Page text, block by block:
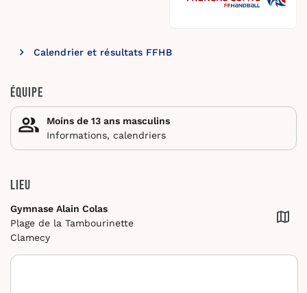
Calendrier et résultats FFHB
Équipe
Moins de 13 ans masculins
Informations, calendriers
Lieu
Gymnase Alain Colas
Plage de la Tambourinette
Clamecy